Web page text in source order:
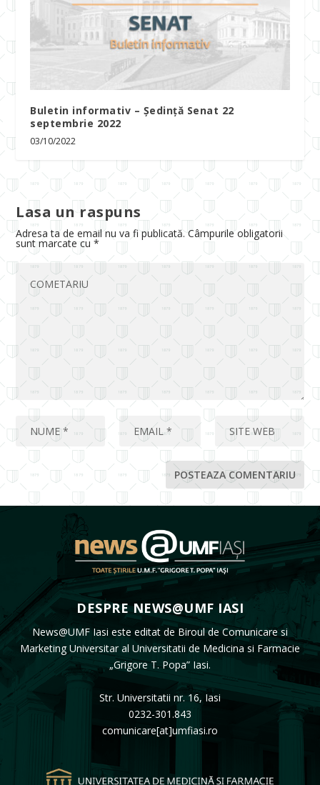
Buletin informativ – Ședință Senat 22
septembrie 2022
03/10/2022
Lasa un raspuns
Adresa ta de email nu va fi publicată. Câmpurile obligatorii
sunt marcate cu*
DESPRE NEWS@UMF IASI
News@UMF Iasi este editat de Biroul de Comunicare si
Marketing Universitar al Universitatii de Medicina si Farmacie
„Grigore T. Popa” Iasi.
Str. Universitatii nr. 16, Iasi
0232-301.843
comunicare[at]umfiasi.ro